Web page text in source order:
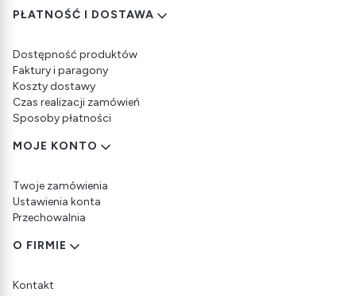
PŁATNOŚĆ I DOSTAWA
Dostępność produktów
Faktury i paragony
Koszty dostawy
Czas realizacji zamówień
Sposoby płatności
MOJE KONTO
Twoje zamówienia
Ustawienia konta
Przechowalnia
O FIRMIE
Kontakt